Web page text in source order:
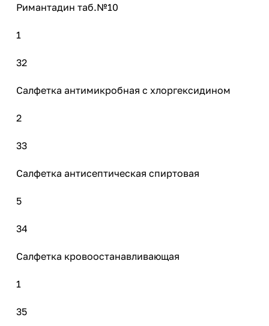
Римантадин таб.№10
1
32
Салфетка антимикробная с хлоргексидином
2
33
Салфетка антисептическая спиртовая
5
34
Салфетка кровоостанавливающая
1
35